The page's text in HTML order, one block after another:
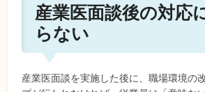
産業医面談後の対応
らない
産業医面談を実施した後に、職場環境の